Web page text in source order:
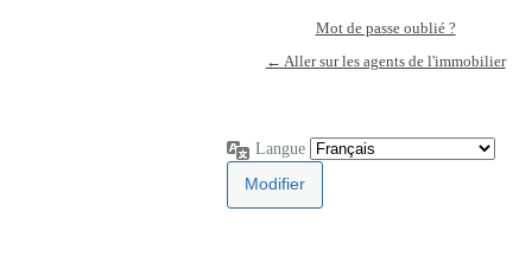
Mot de passe oublié ?
← Aller sur les agents de l'immobilier
Langue